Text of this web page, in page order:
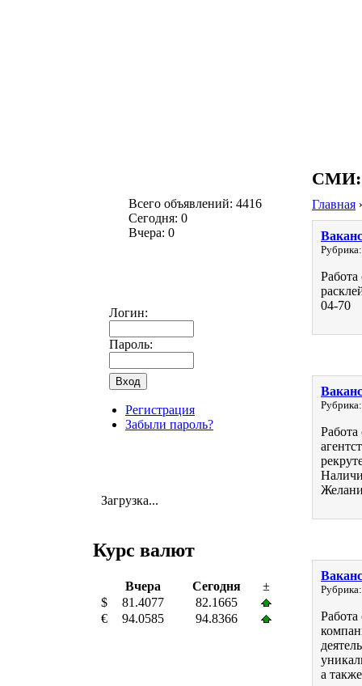
Всего объявлений: 4416
Сегодня: 0
Вчера: 0
Логин:
Пароль:
Регистрация
Забыли пароль?
Загрузка...
Курс валют
Вчера Сегодня
±
$
81.4077
82.1665
€
94.0585 94.8366
СМИ:
Главная
04-70
а